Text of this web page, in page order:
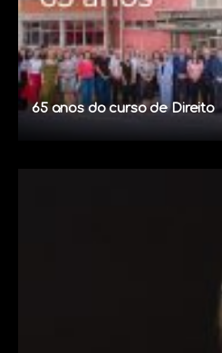
65 anos do curso de Direito